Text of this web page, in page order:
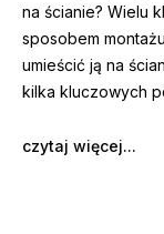
na ścianie? Wielu
sposobem
umieścić ją na
kilka kluczowych
czytaj więcej...